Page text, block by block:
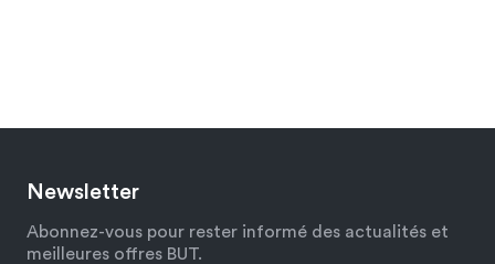
Newsletter
Abonnez-vous pour rester informé des actualités et
meilleures offres BUT.